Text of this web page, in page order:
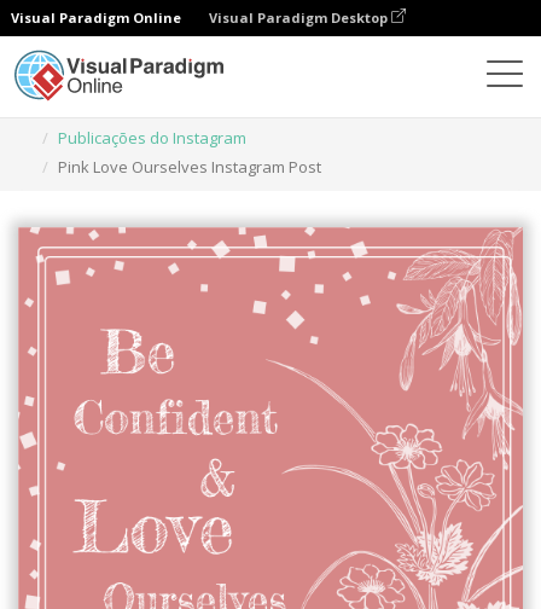
Visual Paradigm Online Visual Paradigm Desktop
Publicações do Instagram
Pink Love Ourselves Instagram Post